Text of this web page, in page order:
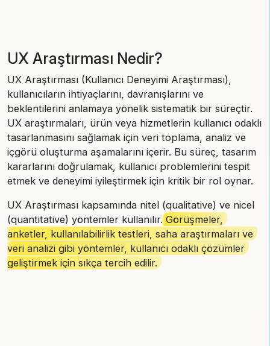
UX Araştırması Nedir?
UX Araştırması (Kullanıcı Deneyimi Araştırması),
kullanıcıların ihtiyaçlarını, davranışlarını ve
beklentilerini anlamaya yönelik sistematik bir süreçtir.
UX araştırmaları, ürün veya hizmetlerin kullanıcı odaklı
tasarlanmasını sağlamak için veri toplama, analiz ve
içgörü oluşturma aşamalarını içerir. Bu süreç, tasarım
kararlarını doğrulamak, kullanıcı problemlerini tespit
etmek ve deneyimi iyileştirmek için kritik bir rol oynar.
UX Araştırması kapsamında nitel (qualitative) ve nicel
(quantitative) yöntemler kullanılır.Görüşmeler,
anketler, kullanılabilirlik testleri, saha araştırmaları ve
veri analizi gibi yöntemler, kullanıcı odaklı çözümler
geliştirmek için sıkça tercih edilir.